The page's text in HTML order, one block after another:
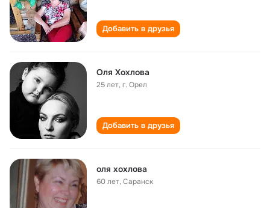
Добавить в друзья
Оля Хохлова
25 лет,г. Орел
Добавить в друзья
оля хохлова
60 лет,Саранск